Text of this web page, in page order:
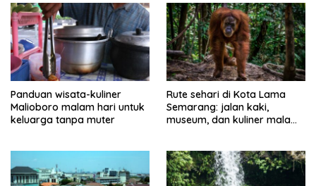
Panduan wisata-kuliner
Malioboro malam hari untuk
keluarga tanpa muter
Rute sehari di Kota Lama
Semarang: jalan kaki,
museum, dan kuliner malam